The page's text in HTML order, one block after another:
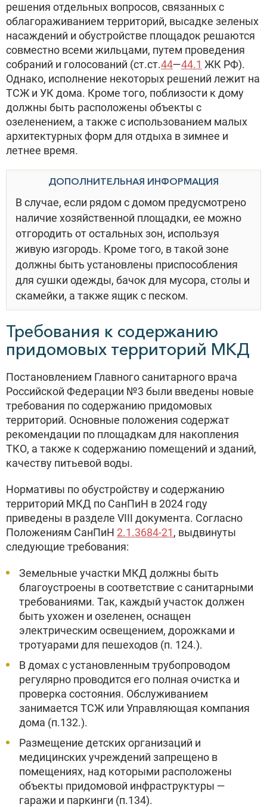
решения отдельных вопросов, связанных с
облагораживанием территорий, высадке зеленых
насаждений и обустройстве площадок решаются
совместно всеми жильцами, путем проведения
собраний и голосований (ст.ст.44—44.1 ЖК РФ).
Однако, исполнение некоторых решений лежит на
ТСЖ и УК дома. Кроме того, поблизости к дому
должны быть расположены объекты с
озеленением, а также с использованием малых
архитектурных форм для отдыха в зимнее и
летнее время.
ДОПОЛНИТЕЛЬНАЯ ИНФОРМАЦИЯ
В случае, если рядом с домом предусмотрено
наличие хозяйственной площадки, ее можно
отгородить от остальных зон, используя
живую изгородь. Кроме того, в такой зоне
должны быть установлены приспособления
для сушки одежды, бачок для мусора, столы и
скамейки, а также ящик с песком.
Требования к содержанию
придомовых территорий МКД
Постановлением Главного санитарного врача
Российской Федерации №3 были введены новые
требования по содержанию придомовых
территорий. Основные положения содержат
рекомендации по площадкам для накопления
ТКО, а также к содержанию помещений и зданий,
качеству питьевой воды.
Нормативы по обустройству и содержанию
территорий МКД по СанПиН в 2024 году
приведены в разделе VIII документа. Согласно
Положениям СанПиН 2.1.3684-21, выдвинуты
следующие требования:
Земельные участки МКД должны быть
благоустроены в соответствие с санитарными
требованиями. Так, каждый участок должен
быть ухожен и озеленен, оснащен
электрическим освещением, дорожками и
тротуарами для пешеходов (п. 124.).
В домах с установленным трубопроводом
регулярно проводится его полная очистка и
проверка состояния. Обслуживанием
занимается ТСЖ или Управляющая компания
дома (п.132.).
Размещение детских организаций и
медицинских учреждений запрещено в
помещениях, над которыми расположены
объекты придомовой инфраструктуры —
гаражи и паркинги (п.134).